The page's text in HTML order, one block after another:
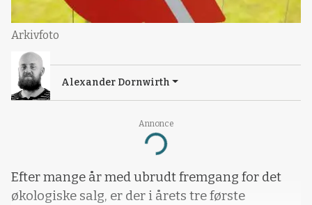
Annonce
Loading...
Arkivfoto
Alexander Dornwirth
Efter mange år med ubrudt fremgang for det
økologiske salg, er der i årets tre første